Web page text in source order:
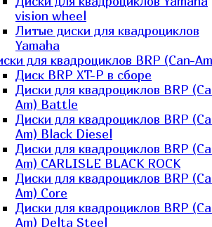
vision wheel
Литые диски для квадроциклов
Yamaha
для квадроциклов BRP (Can-
Диск BRP XT-P в сборе
Диски для квадроциклов BRP
Am) Battle
Диски для квадроциклов BRP
Am) Black Diesel
Диски для квадроциклов BRP
Am) CARLISLE BLACK ROCK
Диски для квадроциклов BRP
Am) Core
Диски для квадроциклов BRP
Am) Delta Steel